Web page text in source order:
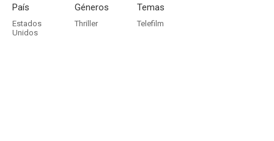
País
Estados
Unidos
Géneros
Thriller
Temas
Telefilm